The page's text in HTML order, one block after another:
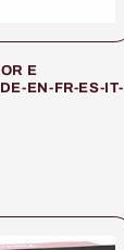
E
EN-FR-ES-IT-